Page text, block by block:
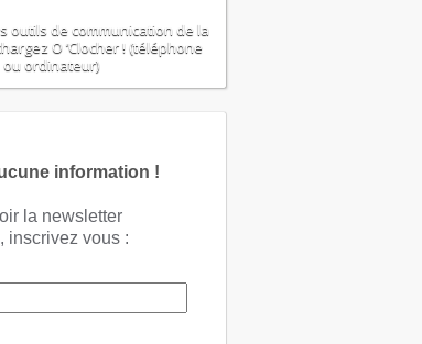
outils de communication de la
O ‘Clocher ! (téléphone
ou ordinateur)
information !
la newsletter
inscrivez vous :